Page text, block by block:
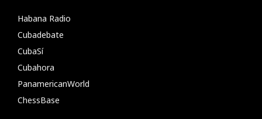
Habana Radio
Cubadebate
CubaSí
Cubahora
PanamericanWorld
ChessBase